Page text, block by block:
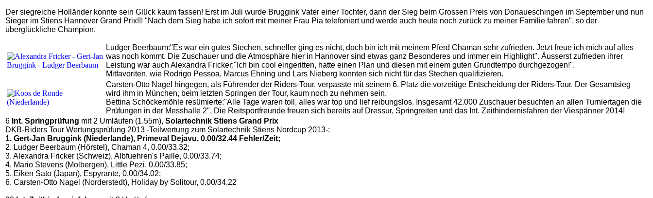
Der siegreiche Holländer konnte sein Glück kaum fassen! Erst im Juli wurde Bruggink Vater einer Tochter, dann der Sieg beim Grossen Preis von Donaueschingen im September und nun
Sieger im Stiens Hannover Grand Prix!!! "Nach dem Sieg habe ich sofort mit meiner Frau Pia telefoniert und werde auch heute noch zurück zu meiner Familie fahren", so der
überglückliche Champion.
Ludger Beerbaum:"Es war ein gutes Stechen, schneller ging es nicht, doch bin ich mit meinem Pferd Chaman sehr zufrieden. Jetzt freue ich mich auf alles
was noch kommt. Die Zuschauer und die Atmosphäre hier in Hannover sind etwas ganz Besonderes und immer ein Highlight". Äusserst zufrieden ihrer
Leistung war auch Alexandra Fricker:"Ich bin cool eingeritten, hatte einen Plan und diesen mit einem guten Grundtempo durchgezogen!".
Mitfavoriten, wie Rodrigo Pessoa, Marcus Ehning und Lars Nieberg konnten sich nicht für das Stechen qualifizieren.
Carsten-Otto Nagel hingegen, als Führender der Riders-Tour, verpasste mit seinem 6. Platz die vorzeitige Entscheidung der Riders-Tour. Der Gesamtsieg
wird ihm in München, beim letzten Springen der Tour, kaum noch zu nehmen sein.
Bettina Schöckemöhle resümierte:"Alle Tage waren toll, alles war top und lief reibungslos. Insgesamt 42.000 Zuschauer besuchten an allen Turniertagen die
Prüfungen in der Messhalle 2". Die Reitsportfreunde freuen sich bereits auf Dressur, Springreiten und das Int. Zeithindernisfahren der Viespänner 2014!
6 Int. Springprüfung mit 2 Umläufen (1.55m), Solartechnik Stiens Grand Prix
DKB-Riders Tour Wertungsprüfung 2013 -Teilwertung zum Solartechnik Stiens Nordcup 2013-:
1. Gert-Jan Bruggink (Niederlande), Primeval Dejavu, 0.00/32.44 Fehler/Zeit;
2. Ludger Beerbaum (Hörstel), Chaman 4, 0.00/33.32;
3. Alexandra Fricker (Schweiz), Albfuehren's Paille, 0.00/33.74;
4. Mario Stevens (Molbergen), Little Pezi, 0.00/33.85;
5. Eiken Sato (Japan), Espyrante, 0.00/34.02;
6. Carsten-Otto Nagel (Norderstedt), Holiday by Solitour, 0.00/34.22